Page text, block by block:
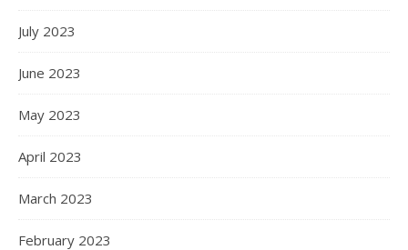
July 2023
June 2023
May 2023
April 2023
March 2023
February 2023